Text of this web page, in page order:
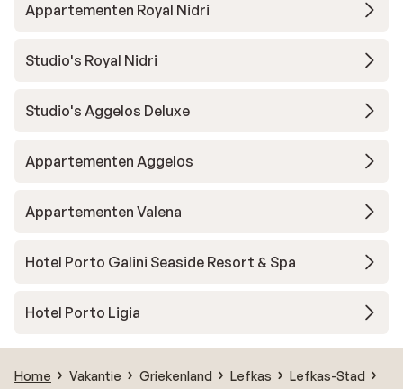
Appartementen Royal Nidri
Studio's Royal Nidri
Studio's Aggelos Deluxe
Appartementen Aggelos
Appartementen Valena
Hotel Porto Galini Seaside Resort & Spa
Hotel Porto Ligia
Home Vakantie Griekenland Lefkas
Lefkas-Stad